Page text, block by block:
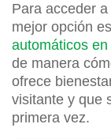
Para acceder
mejor opción
automáticos
de manera
ofrece
visitante y que
primera vez.